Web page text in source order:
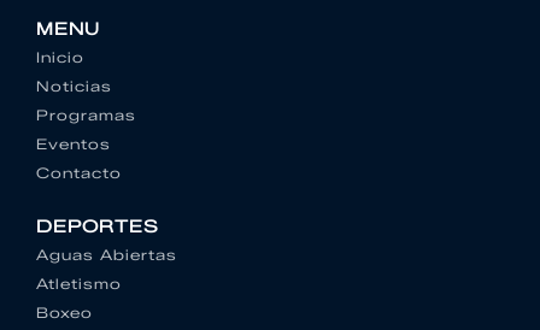
MENU
Inicio
Noticias
Programas
Eventos
Contacto
DEPORTES
Aguas Abiertas
Atletismo
Boxeo